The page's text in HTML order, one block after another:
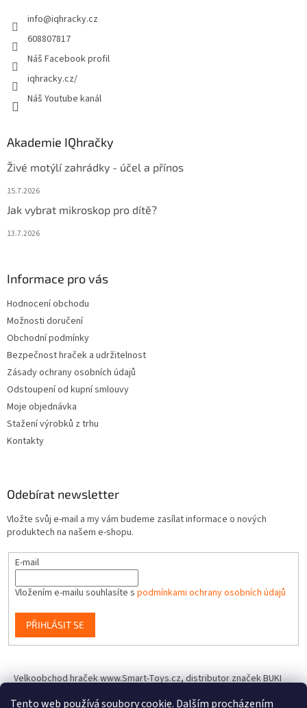
Tento web používá soubory cookie. Dalším procházením
info@iqhracky.cz
608807817
Náš Facebook profil
iqhracky.cz/
Náš Youtube kanál
Akademie IQhračky
Živé motýlí zahrádky - účel a přínos
15.7.2026
Jak vybrat mikroskop pro dítě?
13.7.2026
Informace pro vás
Hodnocení obchodu
Možnosti doručení
Obchodní podmínky
Bezpečnost hraček a udržitelnost
Zásady ochrany osobních údajů
Odstoupení od kupní smlouvy
Moje objednávka
Stažení výrobků z trhu
Kontakty
Odebírat newsletter
Vložte svůj e-mail a my vám budeme zasílat informace o nových
produktech na našem e-shopu.
E-mail
Vložením e-mailu souhlasíte s podmínkami ochrany osobních údajů
PŘIHLÁSIT SE
Velkoobchod hraček www.Smart-Toys.cz, distributor značek BUKI